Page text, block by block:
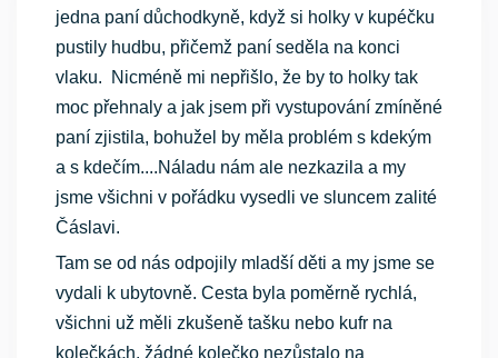
jedna paní důchodkyně, když si holky v kupéčku
pustily hudbu, přičemž paní seděla na konci
vlaku. Nicméně mi nepřišlo, že by to holky tak
moc přehnaly a jak jsem při vystupování zmíněné
paní zjistila, bohužel by měla problém s kdekým
a s kdečím....Náladu nám ale nezkazila a my
jsme všichni v pořádku vysedli ve sluncem zalité
Čáslavi.
Tam se od nás odpojily mladší děti a my jsme se
vydali k ubytovně. Cesta byla poměrně rychlá,
všichni už měli zkušeně tašku nebo kufr na
kolečkách, žádné kolečko nezůstalo na